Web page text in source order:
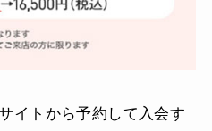
イトから予約して入会す